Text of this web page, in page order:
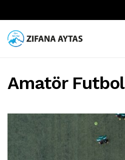
Amatör Futbol